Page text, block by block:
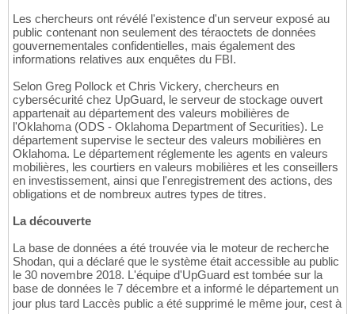
Les chercheurs ont révélé l'existence d'un serveur exposé au
public contenant non seulement des téraoctets de données
gouvernementales confidentielles, mais également des
informations relatives aux enquêtes du FBI.
Selon Greg Pollock et Chris Vickery, chercheurs en
cybersécurité chez UpGuard, le serveur de stockage ouvert
appartenait au département des valeurs mobilières de
l'Oklahoma (ODS - Oklahoma Department of Securities). Le
département supervise le secteur des valeurs mobilières en
Oklahoma. Le département réglemente les agents en valeurs
mobilières, les courtiers en valeurs mobilières et les conseillers
en investissement, ainsi que l'enregistrement des actions, des
obligations et de nombreux autres types de titres.
La découverte
La base de données a été trouvée via le moteur de recherche
Shodan, qui a déclaré que le système était accessible au public
le 30 novembre 2018. L'équipe d'UpGuard est tombée sur la
base de données le 7 décembre et a informé le département un
jour plus tard Laccès public a été supprimé le même jour, cest à